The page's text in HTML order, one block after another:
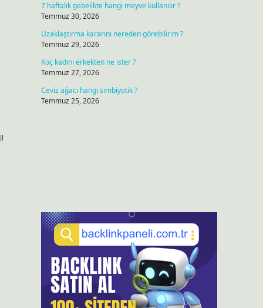
7 haftalık gebelikte hangi meyve kullanılır ?
Temmuz 30, 2026
Uzaklaştırma kararını nereden görebilirim ?
Temmuz 29, 2026
Koç kadını erkekten ne ister ?
Temmuz 27, 2026
Ceviz ağacı hangi simbiyotik ?
Temmuz 25, 2026